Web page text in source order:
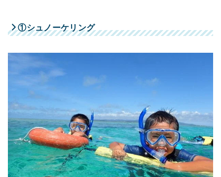
本記事では、ガイドとしての視点だけでなく、石垣島で
のリアルな現地情報を、“旅の選択肢に活かせる一次情
スタッフの想いとショップのこだわりをご紹介
環境省サポーターとしての活動
①シュノーケリング